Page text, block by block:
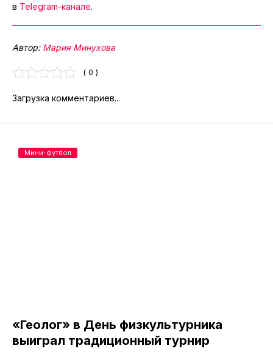
в Telegram-канале.
Автор: Мария Минухова
( 0 )
Загрузка комментариев...
«Геолог» в День физкультурника
выиграл традиционный турнир
Мини-футбол